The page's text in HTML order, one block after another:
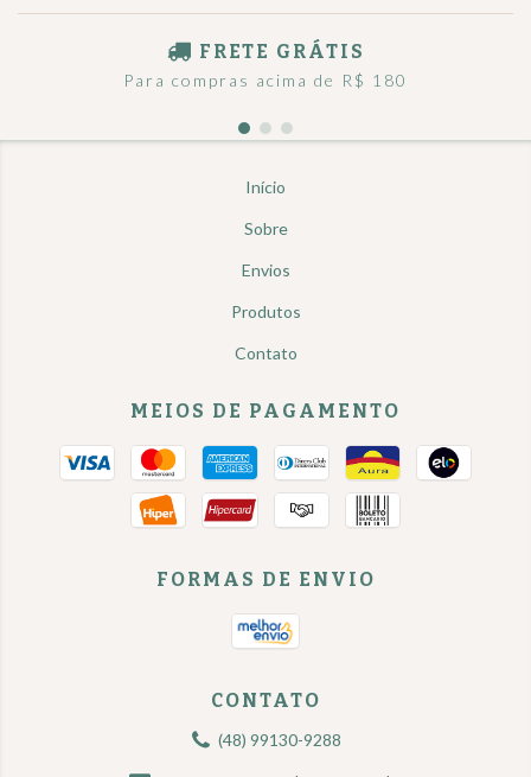
FRETE GRÁTIS
Para compras acima de R$ 180
Início
Sobre
Envios
Produtos
Contato
MEIOS DE PAGAMENTO
FORMAS DE ENVIO
CONTATO
(48) 99130-9288